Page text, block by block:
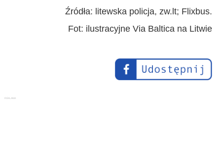
Źródła: litewska policja, zw.lt; Flixbus.
Fot: ilustracyjne Via Baltica na Litwie